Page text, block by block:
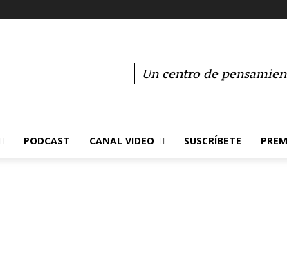
Un centro de
PODCAST CANAL VIDEO SUSCRÍBETE